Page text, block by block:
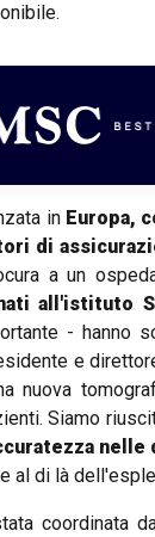
in Europa,
di
a un
all'istituto
- hanno
e
nuova
Siamo
nelle
al di là
coordinata